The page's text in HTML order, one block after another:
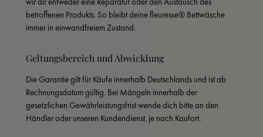
betroffenen Produkts. So bleibt deine fleuresse® Bettwäsche
immer in einwandfreiem Zustand.
Geltungsbereich und Abwicklung
Die Garantie gilt für Käufe innerhalb Deutschlands und ist ab
Rechnungsdatum gültig. Bei Mängeln innerhalb der
gesetzlichen Gewährleistungsfrist wende dich bitte an den
Händler oder unseren Kundendienst, je nach Kaufort.